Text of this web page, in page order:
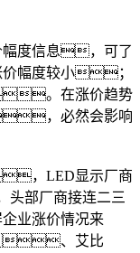
幅度信息，可了
幅度较小；
。在涨价趋势
，必然会影响
，LED显示厂商
部厂商接连二三
业涨价情况来
、艾比